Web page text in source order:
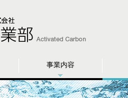
事業内容